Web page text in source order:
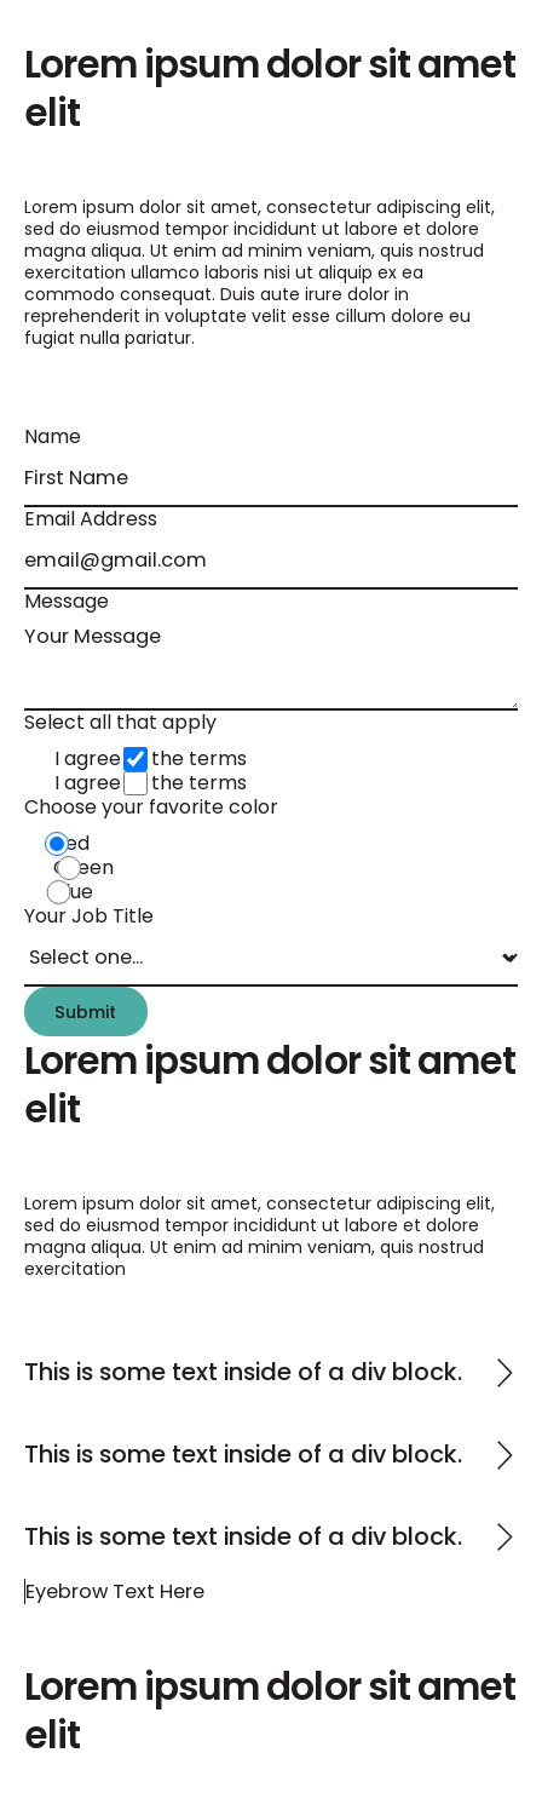
Lorem ipsum dolor sit amet
elit
Lorem ipsum dolor sit amet, consectetur adipiscing elit,
sed do eiusmod tempor incididunt ut labore et dolore
magna aliqua. Ut enim ad minim veniam, quis nostrud
exercitation ullamco laboris nisi ut aliquip ex ea
commodo consequat. Duis aute irure dolor in
reprehenderit in voluptate velit esse cillum dolore eu
fugiat nulla pariatur.
Name
Email Address
Message
Select all that apply
I agree to the terms
I agree to the terms
Choose your favorite color
Red
Green
Blue
Your Job Title
Submit
Submit
Lorem ipsum dolor sit amet
elit
Lorem ipsum dolor sit amet, consectetur adipiscing elit,
sed do eiusmod tempor incididunt ut labore et dolore
magna aliqua. Ut enim ad minim veniam, quis nostrud
exercitation
This is some text inside of a div block.
This is some text inside of a div block.
This is some text inside of a div block.
Eyebrow Text Here
Lorem ipsum dolor sit amet
elit